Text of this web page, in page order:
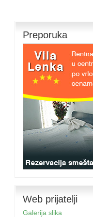
Preporuka
Web prijatelji
Galerija slika